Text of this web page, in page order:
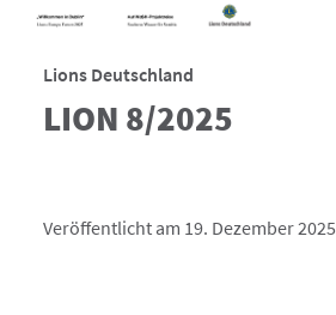
Lions Deutschland
LION 8/2025
Veröffentlicht am 19. Dezember 2025